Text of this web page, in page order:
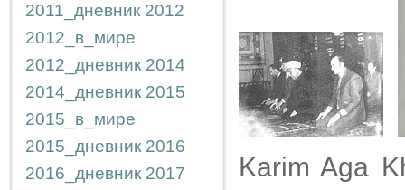
2011_дневник 2012
2012_в_мире
2012_дневник 2014
2014_дневник 2015
2015_в_мире
2015_дневник 2016
2016_дневник 2017
Karim Aga